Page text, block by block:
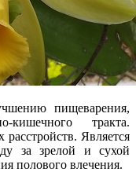
пищеварения,
кишечного тракта.
Является
за зрелой и сухой
полового влечения.